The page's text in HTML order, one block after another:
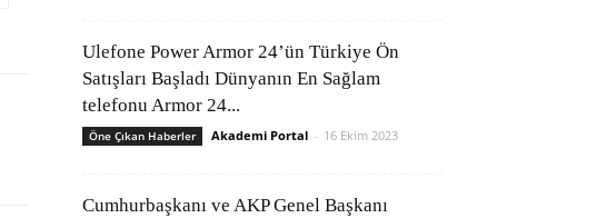
Ulefone Power Armor 24’ün Türkiye Ön
Satışları Başladı Dünyanın En Sağlam
telefonu Armor 24...
Öne Çıkan Haberler Akademi Portal - 16 Ekim 2023
Cumhurbaşkanı ve AKP Genel Başkanı